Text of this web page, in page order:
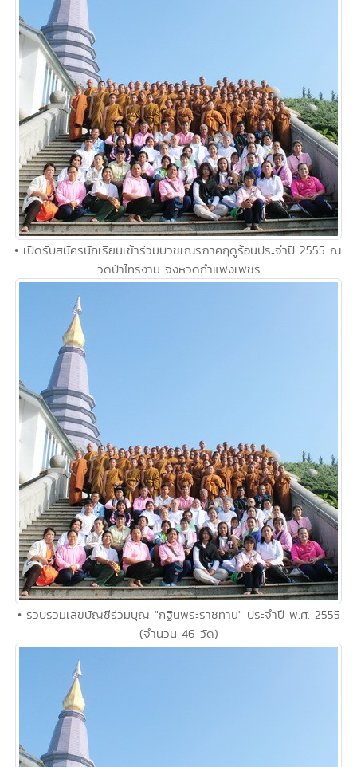
• เปิดรับสมัครนักเรียนเข้าร่วมบวชเณรภาคฤดูร้อนประจำปี 2555 ณ.
วัดป่าไทรงาม จังหวัดกำแพงเพชร
• รวบรวมเลขบัญชีร่วมบุญ "กฐินพระราชทาน" ประจำปี พ.ศ. 2555
(จำนวน 46 วัด)